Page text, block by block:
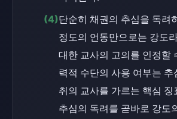
(4)단순히 채권의 추심을 독려
정도의 언동만으로는 강도
대한 교사의 고의를 인정할
력적 수단의 사용 여부는 추
취의 교사를 가르는 핵심 징
추심의 독려를 곧바로 강도